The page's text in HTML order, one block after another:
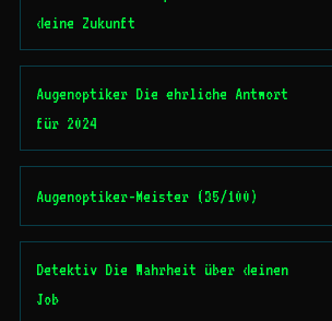
deine Zukunft
Augenoptiker Die ehrliche Antwort
für 2024
Augenoptiker-Meister (35/100)
Detektiv Die Wahrheit über deinen
Job